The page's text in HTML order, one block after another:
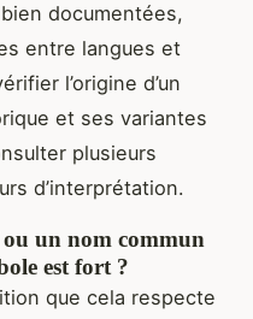
documentées,
entre langues et
l’origine d’un
et ses variantes
plusieurs
d’interprétation.
un nom commun
est fort ?
que cela respecte